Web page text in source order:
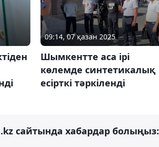
09:14, 07 қазан 2025
Шымкентте аса ірі
көлемде синтетикалық
есірткі тәркіленді
сайтында хабардар болыңыз: